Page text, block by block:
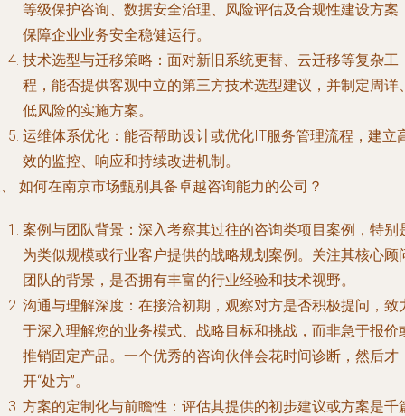
等级保护咨询、数据安全治理、风险评估及合规性建设方案
保障企业业务安全稳健运行。
技术选型与迁移策略 ：面对新旧系统更替、云迁移等复杂工
程，能否提供客观中立的第三方技术选型建议，并制定周详
低风险的实施方案。
运维体系优化 ：能否帮助设计或优化IT服务管理流程，建立
效的监控、响应和持续改进机制。
如何在南京市场甄别具备卓越咨询能力的公司？
案例与团队背景 ：深入考察其过往的咨询类项目案例，特别
为类似规模或行业客户提供的战略规划案例。关注其核心顾
团队的背景，是否拥有丰富的行业经验和技术视野。
沟通与理解深度 ：在接洽初期，观察对方是否积极提问，致
于深入理解您的业务模式、战略目标和挑战，而非急于报价
推销固定产品。一个优秀的咨询伙伴会花时间诊断，然后才
开“处方”。
方案的定制化与前瞻性 ：评估其提供的初步建议或方案是千